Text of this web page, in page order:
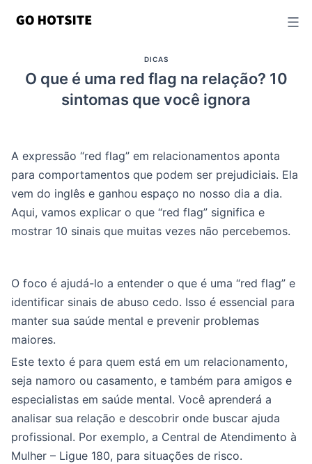
conteúdo
DICAS
O que é uma red flag na relação? 10
sintomas que você ignora
A expressão “red flag” em relacionamentos aponta
para comportamentos que podem ser prejudiciais. Ela
vem do inglês e ganhou espaço no nosso dia a dia.
Aqui, vamos explicar o que “red flag” significa e
mostrar 10 sinais que muitas vezes não percebemos.
O foco é ajudá-lo a entender o que é uma “red flag” e
identificar sinais de abuso cedo. Isso é essencial para
manter sua saúde mental e prevenir problemas
maiores.
Este texto é para quem está em um relacionamento,
seja namoro ou casamento, e também para amigos e
especialistas em saúde mental. Você aprenderá a
analisar sua relação e descobrir onde buscar ajuda
profissional. Por exemplo, a Central de Atendimento à
Mulher – Ligue 180, para situações de risco.